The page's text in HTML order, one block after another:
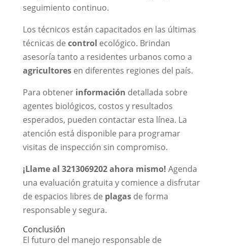
seguimiento continuo.
Los técnicos están capacitados en las últimas
técnicas de control ecológico. Brindan
asesoría tanto a residentes urbanos como a
agricultoresen diferentes regiones del país.
Para obtener información detallada sobre
agentes biológicos, costos y resultados
esperados, pueden contactar esta línea. La
atención está disponible para programar
visitas de inspección sin compromiso.
¡Llame al 3213069202 ahora mismo! Agenda
una evaluación gratuita y comience a disfrutar
de espacios libres de plagasde forma
responsable y segura.
Conclusión
El futuro del manejo responsable de